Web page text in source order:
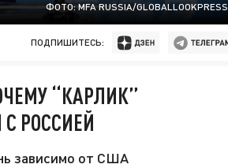
ФОТО: MFA RUSSIA/GLOBALLOOKPRESS
ПОДПИШИТЕСЬ:
“КАРЛИК”
РОССИЕЙ
зависимо от США